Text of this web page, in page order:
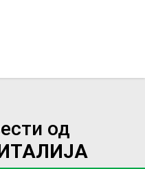
од